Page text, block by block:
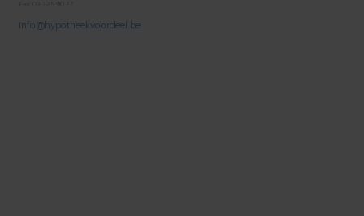
info@hypotheekvoordeel.be